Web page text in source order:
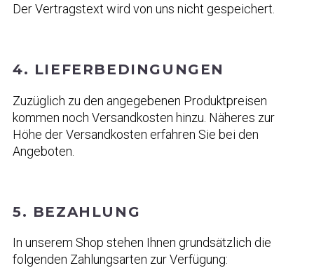
Der Vertragstext wird von uns nicht gespeichert.
4. LIEFERBEDINGUNGEN
Zuzüglich zu den angegebenen Produktpreisen
kommen noch Versandkosten hinzu. Näheres zur
Höhe der Versandkosten erfahren Sie bei den
Angeboten.
5. BEZAHLUNG
In unserem Shop stehen Ihnen grundsätzlich die
folgenden Zahlungsarten zur Verfügung: